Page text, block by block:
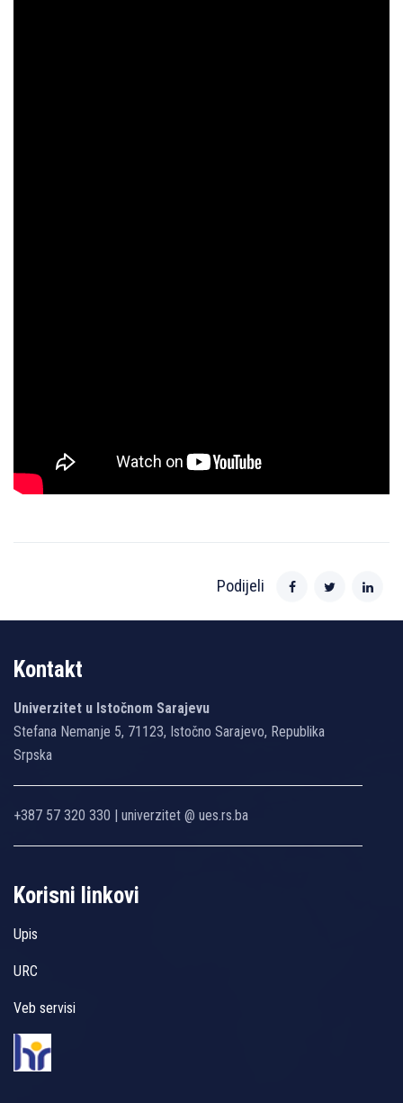
Podijeli
Kontakt
Univerzitet u Istočnom Sarajevu
Stefana Nemanje 5, 71123, Istočno Sarajevo, Republika
Srpska
+387 57 320 330 | univerzitet @ ues.rs.ba
Korisni linkovi
Upis
URC
Veb servisi